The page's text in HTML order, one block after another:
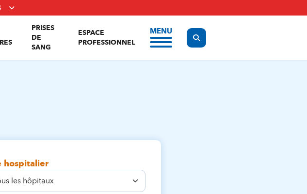
PRISES
DE
SANG
ESPACE
PROFESSIONNEL
MENU
Display the search form
hospitalier